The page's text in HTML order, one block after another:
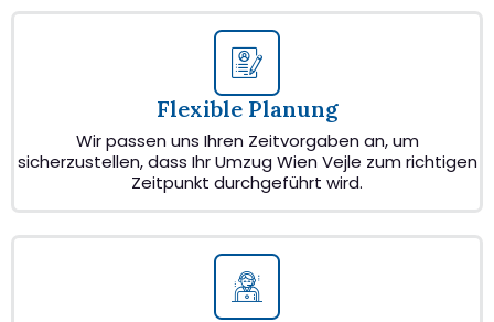
Flexible Planung
Wir passen uns Ihren Zeitvorgaben an, um
sicherzustellen, dass Ihr Umzug Wien Vejle zum richtigen
Zeitpunkt durchgeführt wird.